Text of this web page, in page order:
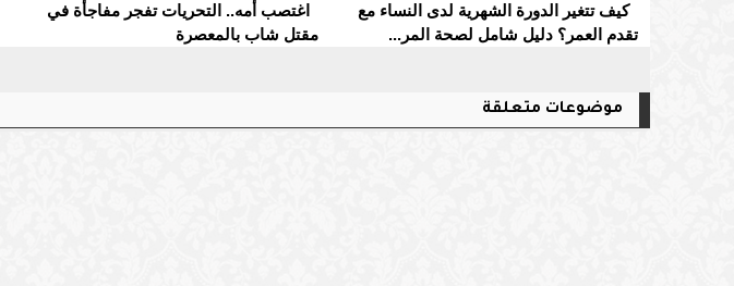
كيف تتغير الدورة الشهرية لدى النساء مع
تقدم العمر؟ دليل شامل لصحة المر...
اغتصب أمه.. التحريات تفجر مفاجأة في
مقتل شاب بالمعصرة
موضوعات متعلقة